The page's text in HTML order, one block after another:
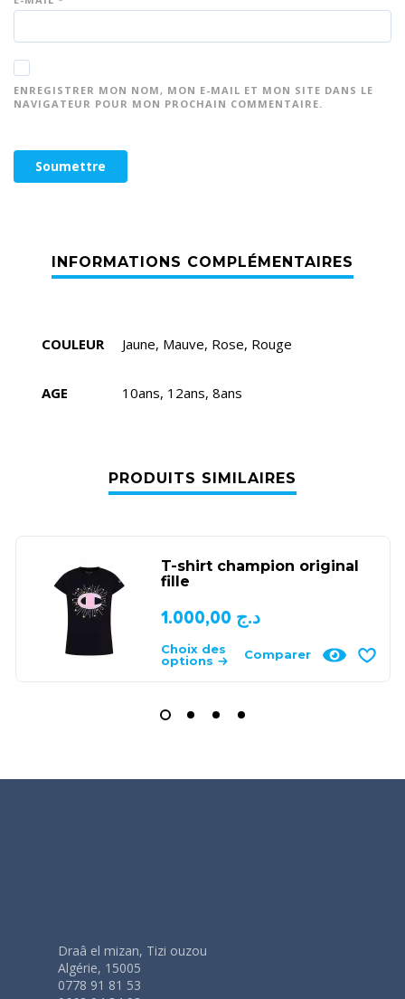
ENREGISTRER MON NOM, MON E-MAIL ET MON SITE DANS LE
NAVIGATEUR POUR MON PROCHAIN COMMENTAIRE.
COULEUR Jaune, Mauve, Rose, Rouge
AGE 10ans, 12ans, 8ans
PRODUITS SIMILAIRES
T-shirt champion original
fille
د.ج
Choix des
options
Comparer
Draâ el mizan, Tizi ouzou
Algérie, 15005
0778 91 81 53